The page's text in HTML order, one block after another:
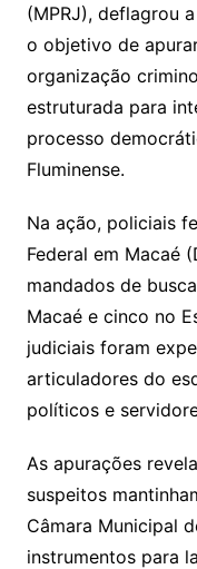
(MPRJ), deflagrou
o objetivo de
organização
estruturada para
processo
Fluminense.
Na ação, policiais
Federal em Macaé
mandados de
Macaé e cinco no
judiciais foram
articuladores do
políticos e
As apurações
suspeitos
Câmara Municipal
instrumentos para